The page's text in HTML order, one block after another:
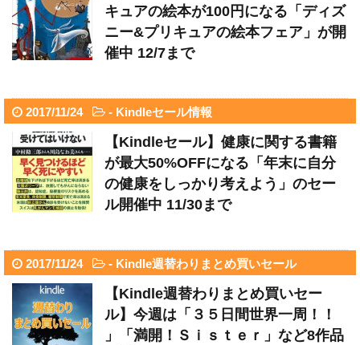
キュアの絵本が100円になる「ディズ
ニー&プリキュアの絵本フェア」が開
催中 12/7まで
2017/11/24 - Kindleセール情報
【Kindleセール】健康に関する書籍
が最大50%OFFになる「年末に自分
の健康をしっかり考えよう」のセー
ル開催中 11/30まで
2017/11/24 - Kindle週替わりまとめ買いセール
【Kindle週替わりまとめ買いセー
ル】今週は「３５日間世界一周！！
」「満開！Ｓｉｓｔｅｒ」など8作品